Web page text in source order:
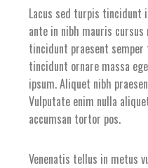
Lacus sed turpis
ante in nibh mauris
tincidunt praesent
tincidunt ornare massa
ipsum. Aliquet nibh
Vulputate enim nulla
accumsan tortor pos.
Venenatis tellus in metus